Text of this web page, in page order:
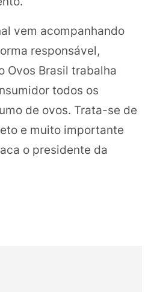
vem acompanhando
responsável,
Ovos Brasil trabalha
todos os
de ovos. Trata-se de
e muito importante
o presidente da